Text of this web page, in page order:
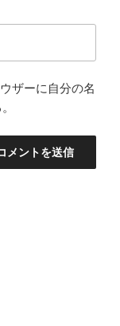
ザーに自分の名